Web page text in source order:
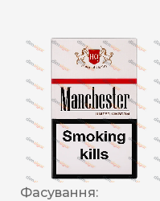
Фасування: